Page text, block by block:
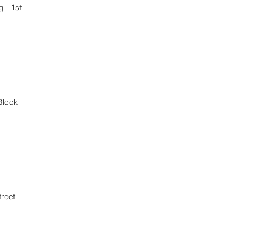
- 1st
-